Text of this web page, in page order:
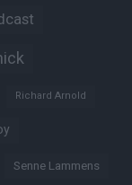
Richard Arnold
Senne Lammens